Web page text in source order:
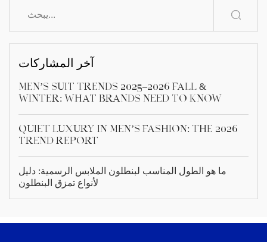
آخر المشاركات
Men’s Suit Trends 2025–2026 Fall &
Winter: What Brands Need to Know
Quiet Luxury in Men’s Fashion: The 2026
Trend Report
ما هو الطول المناسب لبنطلون الملابس الرسمية: دليل